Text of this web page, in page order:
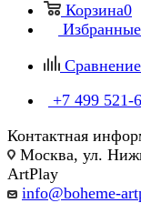
Корзина0
+7 499 521-
Контактная
Москва, ул.
ArtPlay
info@boheme-